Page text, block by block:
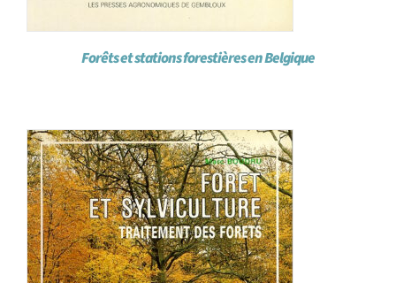
Forêts et stations forestières en Belgique